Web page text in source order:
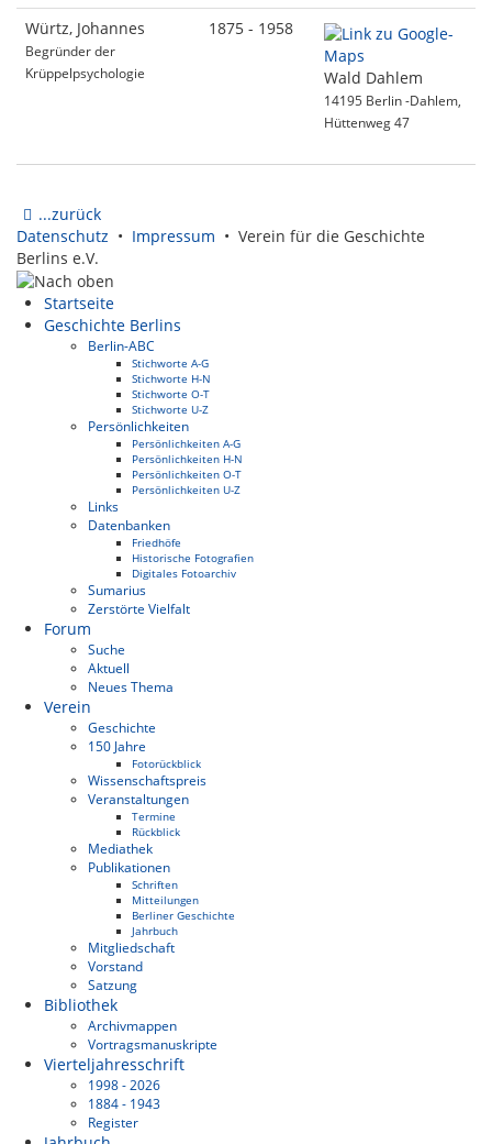
Würtz, Johannes
Begründer der
Krüppelpsychologie
1875 - 1958
Wald Dahlem
14195 Berlin -Dahlem,
Hüttenweg 47
...zurück
Datenschutz • Impressum • Verein für die Geschichte
Berlins e.V.
Startseite
Geschichte Berlins
Berlin-ABC
Stichworte A-G
Stichworte H-N
Stichworte O-T
Stichworte U-Z
Persönlichkeiten
Persönlichkeiten A-G
Persönlichkeiten H-N
Persönlichkeiten O-T
Persönlichkeiten U-Z
Links
Datenbanken
Friedhöfe
Historische Fotografien
Digitales Fotoarchiv
Sumarius
Zerstörte Vielfalt
Forum
Suche
Aktuell
Neues Thema
Verein
Geschichte
150 Jahre
Fotorückblick
Wissenschaftspreis
Veranstaltungen
Termine
Rückblick
Mediathek
Publikationen
Schriften
Mitteilungen
Berliner Geschichte
Jahrbuch
Mitgliedschaft
Vorstand
Satzung
Bibliothek
Archivmappen
Vortragsmanuskripte
Vierteljahresschrift
1998 - 2026
1884 - 1943
Register